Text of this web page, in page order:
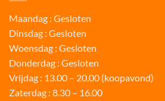
Maandag : Gesloten
Dinsdag : Gesloten
Woensdag : Gesloten
Donderdag : Gesloten
Vrijdag : 13.00 – 20.00 (koopavond)
Zaterdag : 8.30 – 16.00